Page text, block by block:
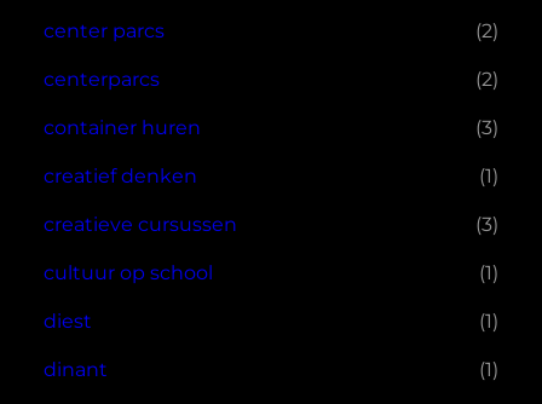
center parcs (2)
centerparcs (2)
container huren (3)
creatief denken (1)
creatieve cursussen (3)
cultuur op school (1)
diest (1)
dinant (1)